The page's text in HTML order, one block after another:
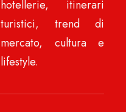
hotellerie, itinerari
turistici, trend di
mercato, cultura e
lifestyle.